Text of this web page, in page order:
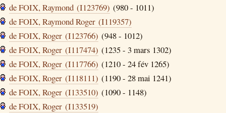
de FOIX, Raymond (I123769) (980 - 1011)
de FOIX, Raymond Roger (I119357)
de FOIX, Roger (I123766) (948 - 1012)
de FOIX, Roger (I117474) (1235 - 3 mars 1302)
de FOIX, Roger (I117766) (1210 - 24 fév 1265)
de FOIX, Roger (I118111) (1190 - 28 mai 1241)
de FOIX, Roger (I133510) (1090 - 1148)
de FOIX, Roger (I133519)